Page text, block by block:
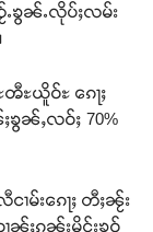
ႉၶွၼ်ႉလိုပ်ႈလမ်း
ႊယိူဝ်ႊ ၵေႃႈ
ၶွၼ်ႇလဝ်ႈ 70%
ၢမ်းၵေႃႈ တီႈၼႂ်း
ၼ်ႈၵူၼ်းမိူင်းၶဝ်